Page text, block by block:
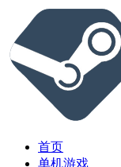
首页
单机游戏